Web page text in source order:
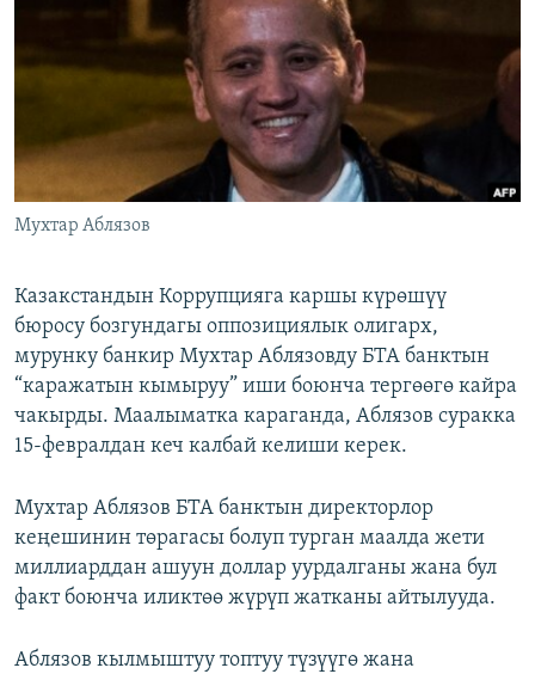
АЗАТТЫК+
ЫҢГАЙСЫЗ СУРООЛОР
ЭЕ/АРнун бардык сайттары
Мухтар Аблязов
Казакстандын Коррупцияга каршы күрөшүү
бюросу бозгундагы оппозициялык олигарх,
мурунку банкир Мухтар Аблязовду БТА банктын
“каражатын кымыруу” иши боюнча тергөөгө кайра
чакырды. Маалыматка караганда, Аблязов суракка
15-февралдан кеч калбай келиши керек.
Мухтар Аблязов БТА банктын директорлор
кеңешинин төрагасы болуп турган маалда жети
миллиарддан ашуун доллар уурдалганы жана бул
факт боюнча иликтөө жүрүп жатканы айтылууда.
Аблязов кылмыштуу топтуу түзүүгө жана